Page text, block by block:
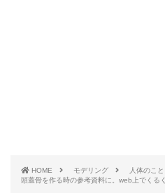
HOME モデリング
人体のこと
頭蓋骨を作る時の参考資料に。web上でくる